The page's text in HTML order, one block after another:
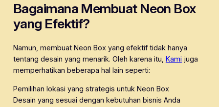
Bagaimana Membuat Neon Box
yang Efektif?
Namun, membuat Neon Box yang efektif tidak hanya
tentang desain yang menarik. Oleh karena itu, Kami juga
memperhatikan beberapa hal lain seperti:
Pemilihan lokasi yang strategis untuk Neon Box
Desain yang sesuai dengan kebutuhan bisnis Anda